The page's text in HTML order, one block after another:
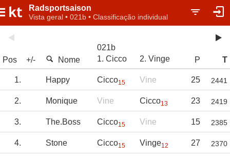
Radsportsaison
Vista geral • 021b • Classificação individual
Pos +/- Nome
021b
1. Cicco
2. Vinge P T
1. Happy Cicco15 Vine 25 2441
2. Monique Vine Cicco13 23 2419
3. The.Boss Cicco15 Vine 15 2385
4. Stone Cicco15 Vinge12 27 2370